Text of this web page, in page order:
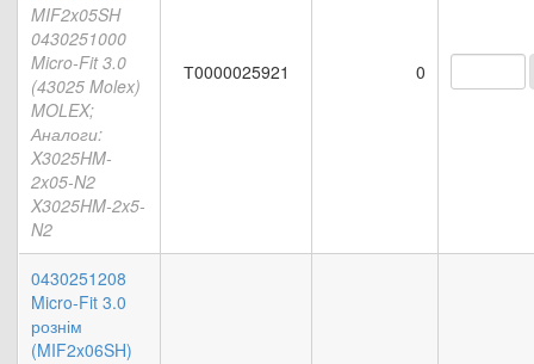
MIF2x05SH
0430251000
Micro-Fit 3.0
(43025 Molex)
MOLEX;
Аналоги:
X3025HM-
2x05-N2
X3025HM-2x5-
N2
Т0000025921 0
0430251208
Micro-Fit 3.0
рознім
(MIF2x06SH)